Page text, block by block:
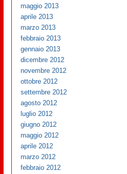
maggio 2013
aprile 2013
marzo 2013
febbraio 2013
gennaio 2013
dicembre 2012
novembre 2012
ottobre 2012
settembre 2012
agosto 2012
luglio 2012
giugno 2012
maggio 2012
aprile 2012
marzo 2012
febbraio 2012